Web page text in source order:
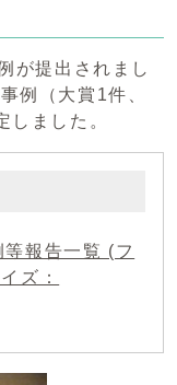
が提出されまし
例（大賞1件、
ました。
報告一覧 (フ
ズ：